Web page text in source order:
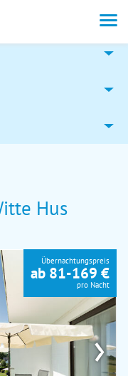
Hus
›
Übernachtungspreis
ab 81-169 €
pro Nacht